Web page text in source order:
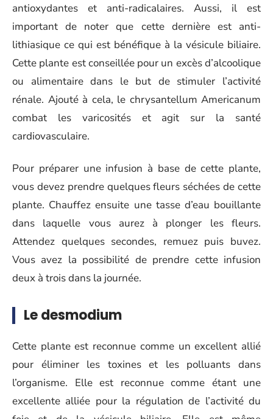
antioxydantes et anti-radicalaires. Aussi, il est
important de noter que cette dernière est anti-
lithiasique ce qui est bénéfique à la vésicule biliaire.
Cette plante est conseillée pour un excès d’alcoolique
ou alimentaire dans le but de stimuler l’activité
rénale. Ajouté à cela, le chrysantellum Americanum
combat les varicosités et agit sur la santé
cardiovasculaire.
Pour préparer une infusion à base de cette plante,
vous devez prendre quelques fleurs séchées de cette
plante. Chauffez ensuite une tasse d’eau bouillante
dans laquelle vous aurez à plonger les fleurs.
Attendez quelques secondes, remuez puis buvez.
Vous avez la possibilité de prendre cette infusion
deux à trois dans la journée.
Le desmodium
Cette plante est reconnue comme un excellent allié
pour éliminer les toxines et les polluants dans
l’organisme. Elle est reconnue comme étant une
excellente alliée pour la régulation de l’activité du